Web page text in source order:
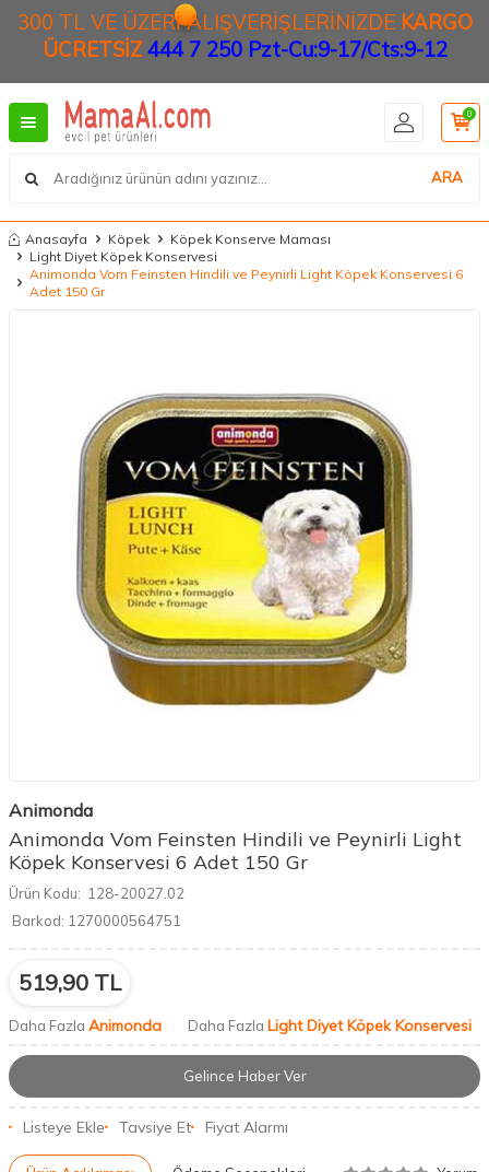
300 TL VE ÜZERİ ALIŞVERİŞLERİNİZDE KARGO
ÜCRETSİZ444 7 250 Pzt-Cu:9-17/Cts:9-12
ARA
0
Anasayfa Köpek
Köpek Konserve Maması
Light Diyet Köpek Konservesi
Animonda Vom Feinsten Hindili ve Peynirli Light Köpek Konservesi 6
Adet 150 Gr
Animonda
Animonda Vom Feinsten Hindili ve Peynirli Light
Köpek Konservesi 6 Adet 150 Gr
Ürün Kodu: 128-20027.02
Barkod: 1270000564751
519,90 TL
Daha Fazla Animonda Daha Fazla Light Diyet Köpek Konservesi
Gelince Haber Ver
Listeye Ekle Tavsiye Et Fiyat Alarmı